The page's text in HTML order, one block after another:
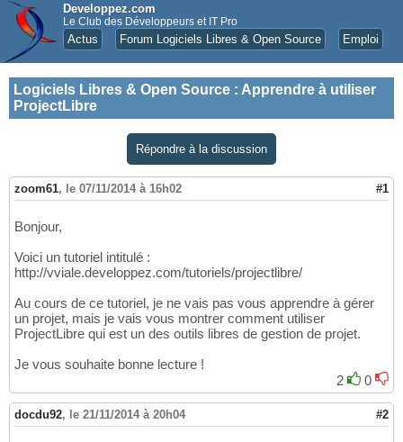
Developpez.com
Le Club des Développeurs et IT Pro
Actus Forum Logiciels Libres & Open Source Emploi
Logiciels Libres & Open Source : Apprendre à utiliser
ProjectLibre
Répondre à la discussion
zoom61, le 07/11/2014 à 16h02 #1
Bonjour,
Voici un tutoriel intitulé :
http://vviale.developpez.com/tutoriels/projectlibre/
Au cours de ce tutoriel, je ne vais pas vous apprendre à gérer
un projet, mais je vais vous montrer comment utiliser
ProjectLibre qui est un des outils libres de gestion de projet.
Je vous souhaite bonne lecture !
2
0
docdu92, le 21/11/2014 à 20h04 #2